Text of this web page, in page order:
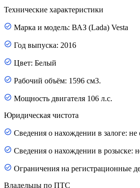
Технические характеристики
Марка и модель: ВАЗ (Lada) Vesta
Год выпуска: 2016
Цвет: Белый
Рабочий объём: 1596 см3.
Мощность двигателя 106 л.с.
Юридическая чистота
Сведения о нахождении в залоге:
Сведения о нахождении в розыске:
Ограничения на регистрационные
Владельцы по ПТС